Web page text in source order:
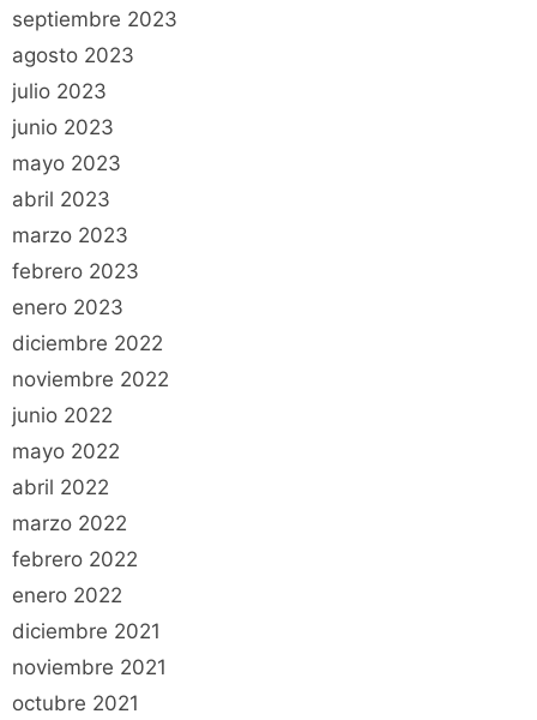
septiembre 2023
agosto 2023
julio 2023
junio 2023
mayo 2023
abril 2023
marzo 2023
febrero 2023
enero 2023
diciembre 2022
noviembre 2022
junio 2022
mayo 2022
abril 2022
marzo 2022
febrero 2022
enero 2022
diciembre 2021
noviembre 2021
octubre 2021